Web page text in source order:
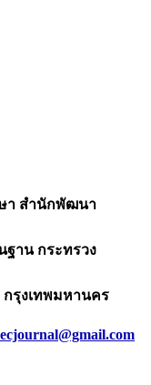
า สำนักพัฒนา
าน กระทรวง
รุงเทพมหานคร